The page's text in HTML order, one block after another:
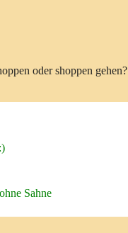
oder shoppen gehen?
Sahne